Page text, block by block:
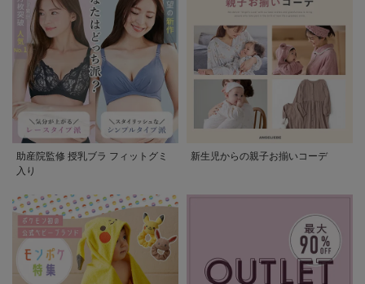
助産院監修 授乳ブラ フィットグミ
入り
新生児からの親子お揃いコーデ